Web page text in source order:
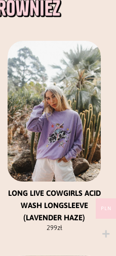
LONG LIVE COWGIRLS ACID
WASH LONGSLEEVE
(LAVENDER HAZE)
299zł
produkt
ma
wiele
wariantów.
Opcje
można
wybrać
na
stronie
produktu
PLN